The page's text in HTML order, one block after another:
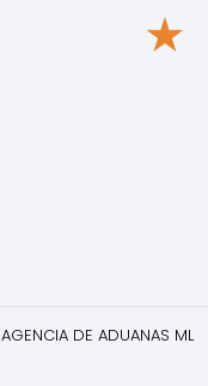
★
AGENCIA DE ADUANAS ML